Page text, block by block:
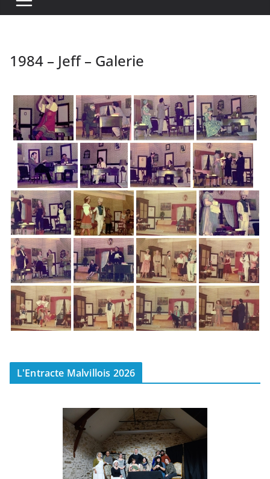
1984 – Jeff – Galerie
L'Entracte Malvillois 2026